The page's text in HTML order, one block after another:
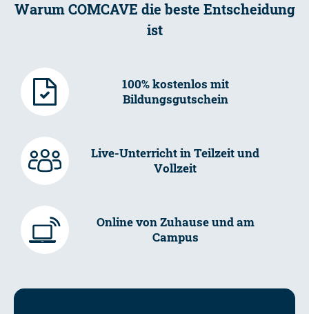
Warum COMCAVE die beste Entscheidung
ist
100% kostenlos mit
Bildungsgutschein
Live-Unterricht in Teilzeit und
Vollzeit
Online von Zuhause und am
Campus